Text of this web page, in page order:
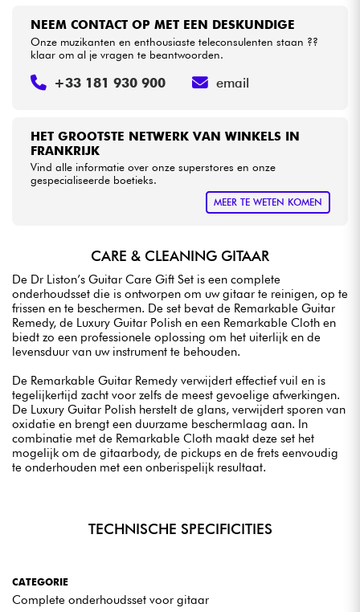
Sets
Bekijk onze merken
HET GROOTSTE NETWERK VAN WINKELS IN
FRANKRIJK
Vind alle informatie over onze superstores en onze
gespecialiseerde boetieks.
MEER TE WETEN KOMEN
NEEM CONTACT OP MET EEN DESKUNDIGE
Onze muzikanten en enthousiaste teleconsulenten staan ??
klaar om al je vragen te beantwoorden.
+33 181 930 900 email
CARE & CLEANING GITAAR
De Dr Liston’s Guitar Care Gift Set is een complete
onderhoudsset die is ontworpen om uw gitaar te reinigen, op te
frissen en te beschermen. De set bevat de Remarkable Guitar
Remedy, de Luxury Guitar Polish en een Remarkable Cloth en
biedt zo een professionele oplossing om het uiterlijk en de
levensduur van uw instrument te behouden.
De Remarkable Guitar Remedy verwijdert effectief vuil en is
tegelijkertijd zacht voor zelfs de meest gevoelige afwerkingen.
De Luxury Guitar Polish herstelt de glans, verwijdert sporen van
oxidatie en brengt een duurzame beschermlaag aan. In
combinatie met de Remarkable Cloth maakt deze set het
mogelijk om de gitaarbody, de pickups en de frets eenvoudig
te onderhouden met een onberispelijk resultaat.
TECHNISCHE SPECIFICITIES
CATEGORIE
Complete onderhoudsset voor gitaar